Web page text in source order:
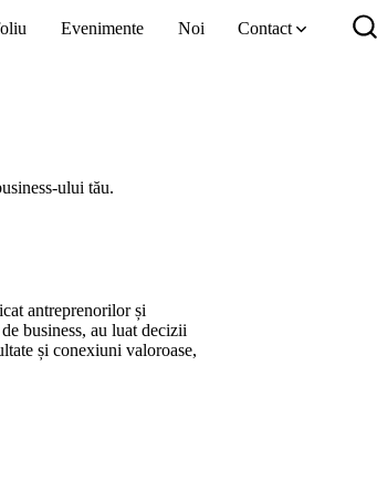
Evenimente Noi Contact
ului tău.
antreprenorilor și
business, au luat decizii
și conexiuni valoroase,